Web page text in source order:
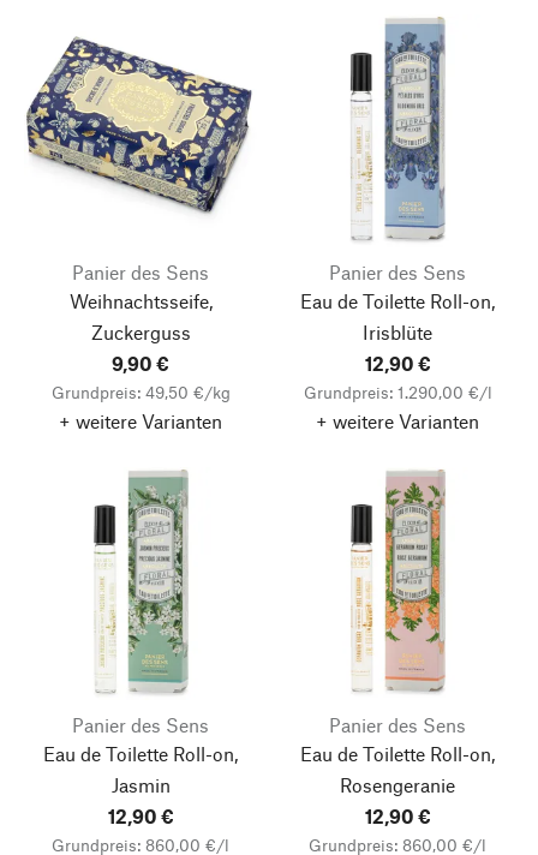
Panier des Sens
Weihnachtsseife,
Zuckerguss
9,90 €
Grundpreis: 49,50 €/kg
+ weitere Varianten
Panier des Sens
Eau de Toilette Roll-on,
Irisblüte
12,90 €
Grundpreis: 1.290,00 €/l
+ weitere Varianten
Panier des Sens
Eau de Toilette Roll-on,
Jasmin
12,90 €
Grundpreis: 860,00 €/l
Panier des Sens
Eau de Toilette Roll-on,
Rosengeranie
12,90 €
Grundpreis: 860,00 €/l